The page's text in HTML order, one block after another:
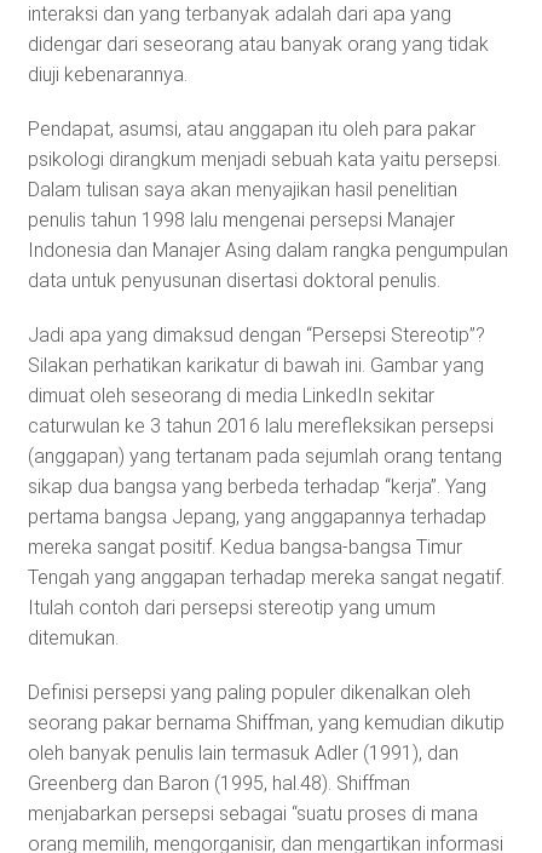
interaksi dan yang terbanyak adalah dari apa yang
didengar dari seseorang atau banyak orang yang tidak
diuji kebenarannya.
Pendapat, asumsi, atau anggapan itu oleh para pakar
psikologi dirangkum menjadi sebuah kata yaitu persepsi.
Dalam tulisan saya akan menyajikan hasil penelitian
penulis tahun 1998 lalu mengenai persepsi Manajer
Indonesia dan Manajer Asing dalam rangka pengumpulan
data untuk penyusunan disertasi doktoral penulis.
Jadi apa yang dimaksud dengan “Persepsi Stereotip”?
Silakan perhatikan karikatur di bawah ini. Gambar yang
dimuat oleh seseorang di media LinkedIn sekitar
caturwulan ke 3 tahun 2016 lalu merefleksikan persepsi
(anggapan) yang tertanam pada sejumlah orang tentang
sikap dua bangsa yang berbeda terhadap “kerja”. Yang
pertama bangsa Jepang, yang anggapannya terhadap
mereka sangat positif. Kedua bangsa-bangsa Timur
Tengah yang anggapan terhadap mereka sangat negatif.
Itulah contoh dari persepsi stereotip yang umum
ditemukan.
Definisi persepsi yang paling populer dikenalkan oleh
seorang pakar bernama Shiffman, yang kemudian dikutip
oleh banyak penulis lain termasuk Adler (1991), dan
Greenberg dan Baron (1995, hal.48). Shiffman
menjabarkan persepsi sebagai “suatu proses di mana
orang memilih, mengorganisir, dan mengartikan informasi